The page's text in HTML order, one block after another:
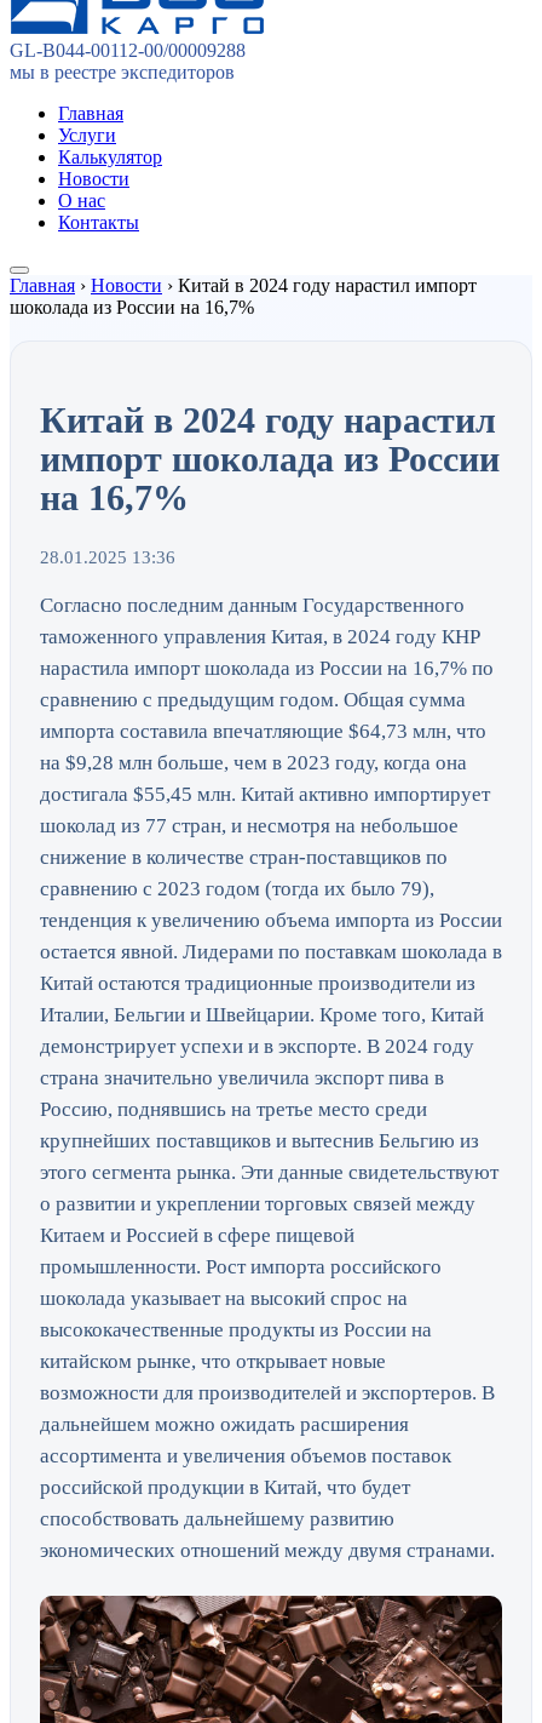
GL-B044-00112-00/00009288
мы в реестре экспедиторов
Главная
Услуги
Калькулятор
Новости
О нас
Контакты
Главная › Новости › Китай в 2024 году нарастил импорт
шоколада из России на 16,7%
Китай в 2024 году нарастил
импорт шоколада из России
на 16,7%
28.01.2025 13:36
Согласно последним данным Государственного
таможенного управления Китая, в 2024 году КНР
нарастила импорт шоколада из России на 16,7% по
сравнению с предыдущим годом. Общая сумма
импорта составила впечатляющие $64,73 млн, что
на $9,28 млн больше, чем в 2023 году, когда она
достигала $55,45 млн. Китай активно импортирует
шоколад из 77 стран, и несмотря на небольшое
снижение в количестве стран-поставщиков по
сравнению с 2023 годом (тогда их было 79),
тенденция к увеличению объема импорта из России
остается явной. Лидерами по поставкам шоколада в
Китай остаются традиционные производители из
Италии, Бельгии и Швейцарии. Кроме того, Китай
демонстрирует успехи и в экспорте. В 2024 году
страна значительно увеличила экспорт пива в
Россию, поднявшись на третье место среди
крупнейших поставщиков и вытеснив Бельгию из
этого сегмента рынка. Эти данные свидетельствуют
о развитии и укреплении торговых связей между
Китаем и Россией в сфере пищевой
промышленности. Рост импорта российского
шоколада указывает на высокий спрос на
высококачественные продукты из России на
китайском рынке, что открывает новые
возможности для производителей и экспортеров. В
дальнейшем можно ожидать расширения
ассортимента и увеличения объемов поставок
российской продукции в Китай, что будет
способствовать дальнейшему развитию
экономических отношений между двумя странами.